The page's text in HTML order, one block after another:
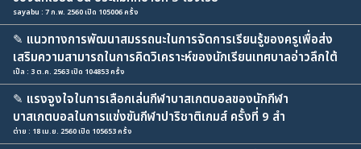
sayabu : 7 ก.พ. 2560 เปิด 105006 ครั้ง
✎ แนวทางการพัฒนาสมรรถนะในการจัดการเรียนรู้ของครูเพื่อส่ง
เสริมความสามารถในการคิดวิเคราะห์ของนักเรียนเทศบาลอ่าวลึกใต้
เปิ้ล : 3 ต.ค. 2563 เปิด 104853 ครั้ง
✎ แรงจูงใจในการเลือกเล่นกีฬาบาสเกตบอลของนักกีฬา
บาสเกตบอลในการแข่งขันกีฬาปาริชาติเกมส์ ครั้งที่ 9 สำ
ต่าย : 18 เม.ย. 2560 เปิด 105653 ครั้ง